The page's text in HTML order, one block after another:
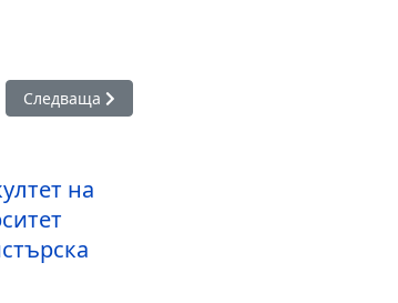
по роботика за деца в Бургас
Следваща статия: За трета година
Следваща
на